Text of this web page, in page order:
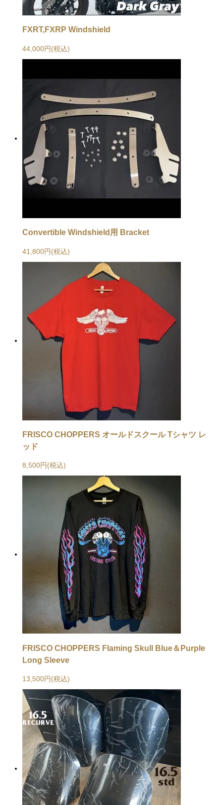
FXRT,FXRP Windshield
44,000円(税込)
Convertible Windshield用 Bracket
41,800円(税込)
FRISCO CHOPPERS オールドスクール Tシャツ レ
ッド
8,500円(税込)
FRISCO CHOPPERS Flaming Skull Blue＆Purple
Long Sleeve
13,500円(税込)